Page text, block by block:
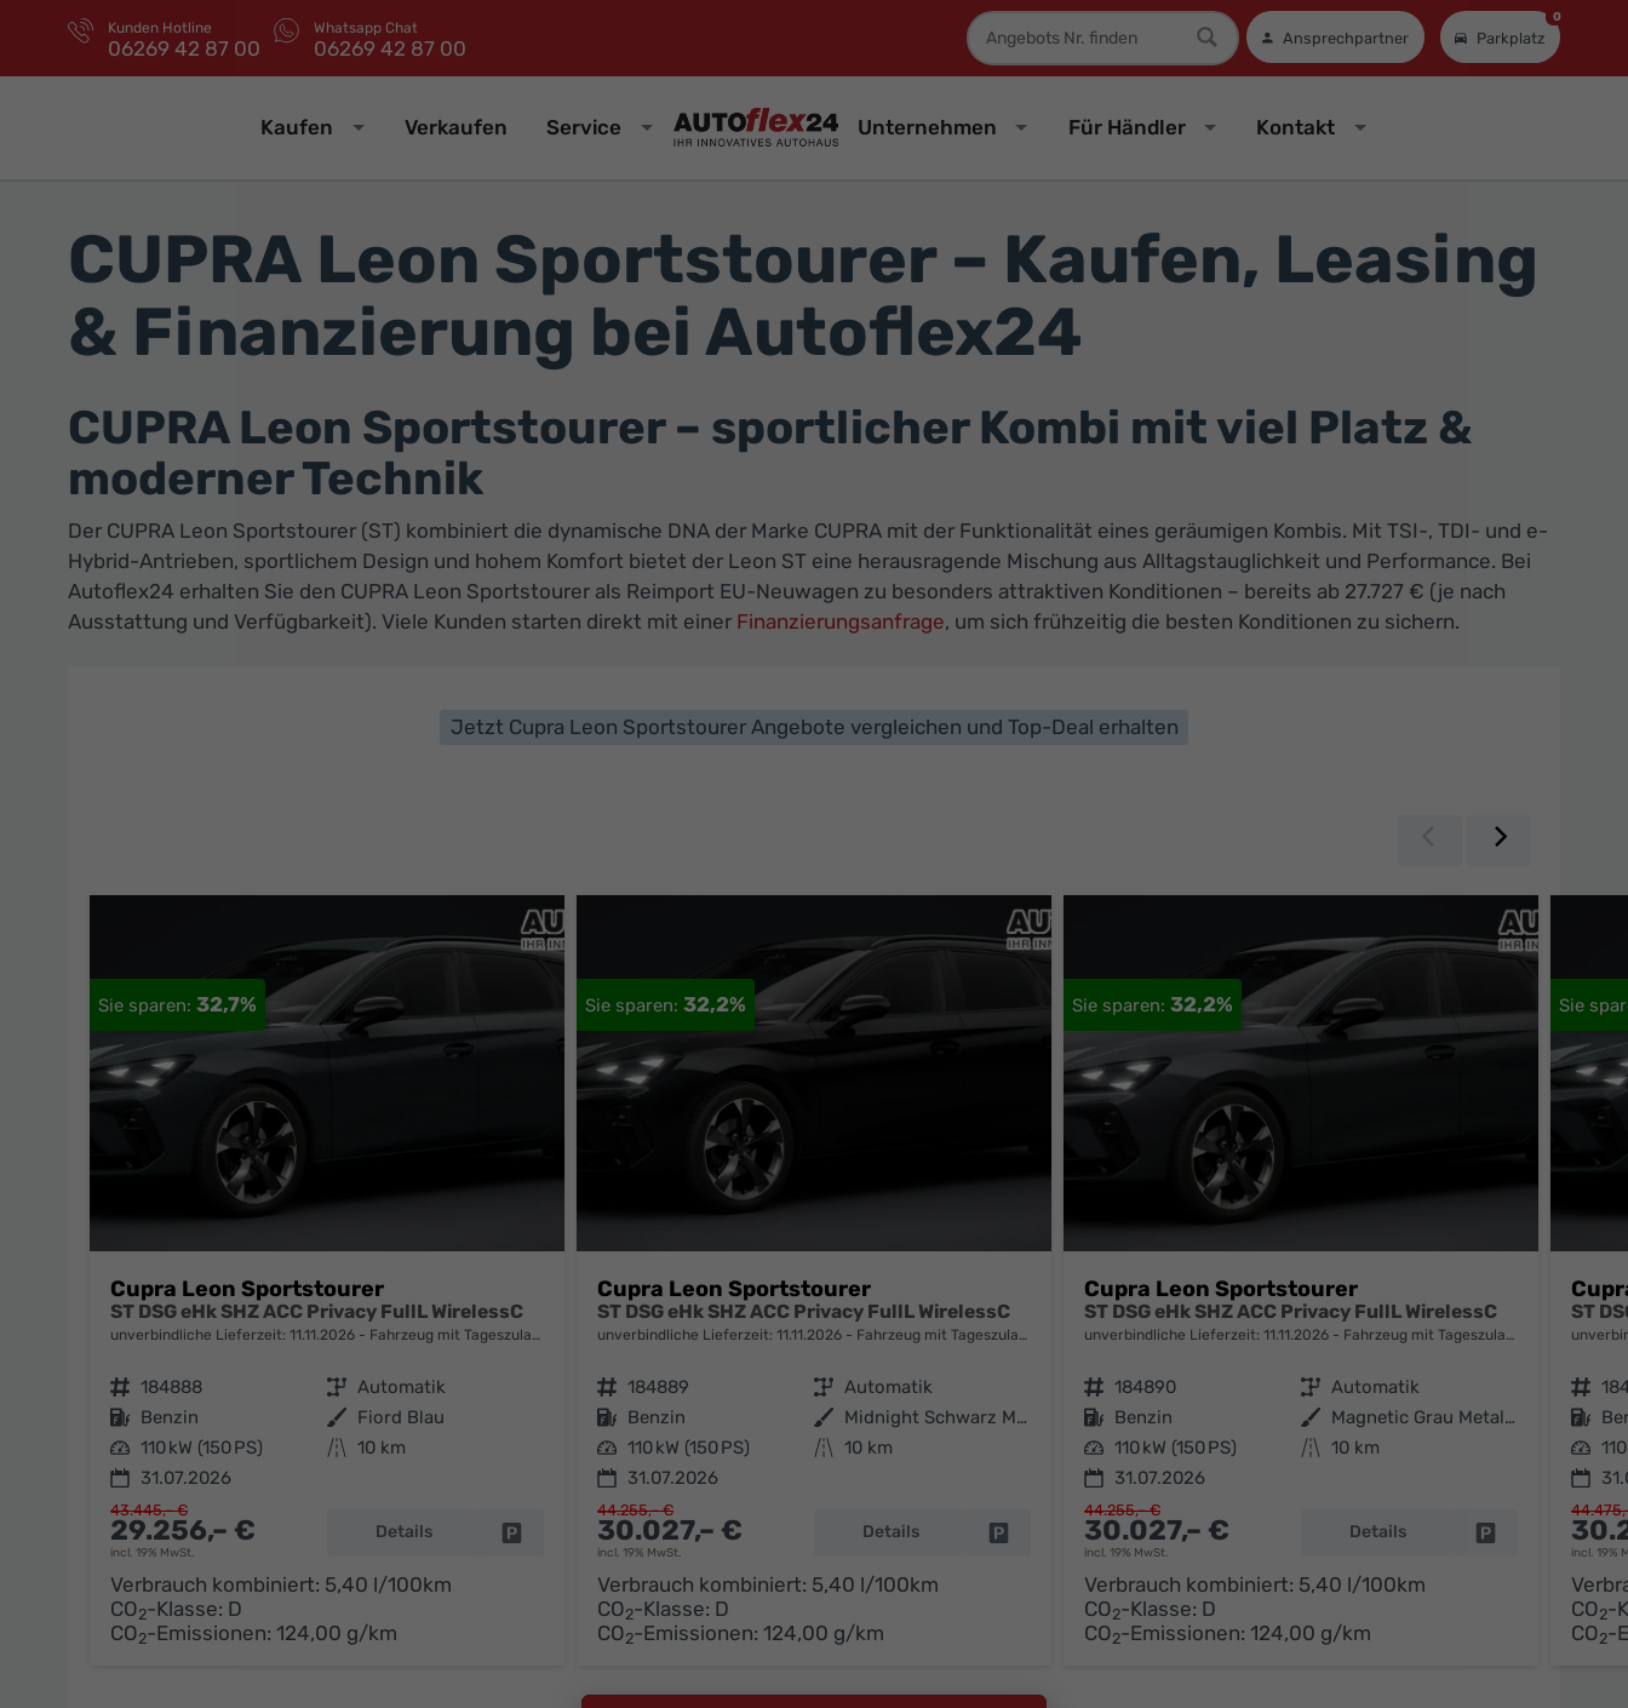
Kunden Hotline
06269 42 87 00
Whatsapp Chat
06269 42 87 00
Fahrzeugnummer
Ansprechpartner Parkplatz
0
Kaufen Verkaufen Service Unternehmen Für Händler Kontakt
CUPRA Leon Sportstourer – Kaufen, Leasing
& Finanzierung bei Autoflex24
CUPRA Leon Sportstourer – sportlicher Kombi mit viel Platz &
moderner Technik
Der CUPRA Leon Sportstourer (ST) kombiniert die dynamische DNA der Marke CUPRA mit der Funktionalität eines geräumigen Kombis. Mit TSI-, TDI- und e-
Hybrid-Antrieben, sportlichem Design und hohem Komfort bietet der Leon ST eine herausragende Mischung aus Alltagstauglichkeit und Performance. Bei
Autoflex24 erhalten Sie den CUPRA Leon Sportstourer als Reimport EU-Neuwagen zu besonders attraktiven Konditionen – bereits ab 27.727 € (je nach
Ausstattung und Verfügbarkeit). Viele Kunden starten direkt mit einer Finanzierungsanfrage, um sich frühzeitig die besten Konditionen zu sichern.
Jetzt Cupra Leon Sportstourer Angebote vergleichen und Top-Deal erhalten
Zurück
32,7%
Cupra Leon Sportstourer
ST DSG eHk SHZ ACC Privacy FullL WirelessC
unverbindliche Lieferzeit: 11.11.2026 Fahrzeug mit Tageszulassung
Fahrzeugnr. 184888 Getriebe Automatik
Kraftstoff Benzin Außenfarbe Fiord Blau
Leistung 110 kW (150 PS) Kilometerstand 10 km
31.07.2026
29.256,– €
incl. 19% MwSt.
43.445,– €
Details Fahrzeug parken
Verbrauch kombiniert: 5,40 l/100km
CO2-Klasse: D
CO2-Emissionen: 124,00 g/km
32,2%
Cupra Leon Sportstourer
ST DSG eHk SHZ ACC Privacy FullL WirelessC
unverbindliche Lieferzeit: 11.11.2026 Fahrzeug mit Tageszulassung
Fahrzeugnr. 184889 Getriebe Automatik
Kraftstoff Benzin Außenfarbe
Midnight Schwarz Metallic
Leistung 110 kW (150 PS) Kilometerstand 10 km
31.07.2026
30.027,– €
incl. 19% MwSt.
44.255,– €
Details Fahrzeug parken
Verbrauch kombiniert: 5,40 l/100km
CO2-Klasse: D
CO2-Emissionen: 124,00 g/km
32,2%
Cupra Leon Sportstourer
ST DSG eHk SHZ ACC Privacy FullL WirelessC
unverbindliche Lieferzeit: 11.11.2026 Fahrzeug mit Tageszulassung
Fahrzeugnr. 184890 Getriebe Automatik
Kraftstoff Benzin Außenfarbe
Magnetic Grau Metallic
Leistung 110 kW (150 PS) Kilometerstand 10 km
31.07.2026
30.027,– €
incl. 19% MwSt.
44.255,– €
Details Fahrzeug parken
Verbrauch kombiniert: 5,40 l/100km
CO2-Klasse: D
CO2-Emissionen: 124,00 g/km
ST
Fahrzeugnr.
Kraftstoff
Leistung
incl. 19%
CO2-
CO2-